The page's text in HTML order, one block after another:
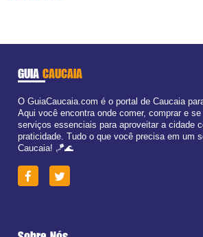
GUIA CAUCAIA
O GuiaCaucaia.com é o portal de Caucaia
Aqui você encontra onde comer, comprar e
serviços essenciais para aproveitar a cidade
praticidade. Tudo o que você precisa em um
Caucaia! 🪁🌊